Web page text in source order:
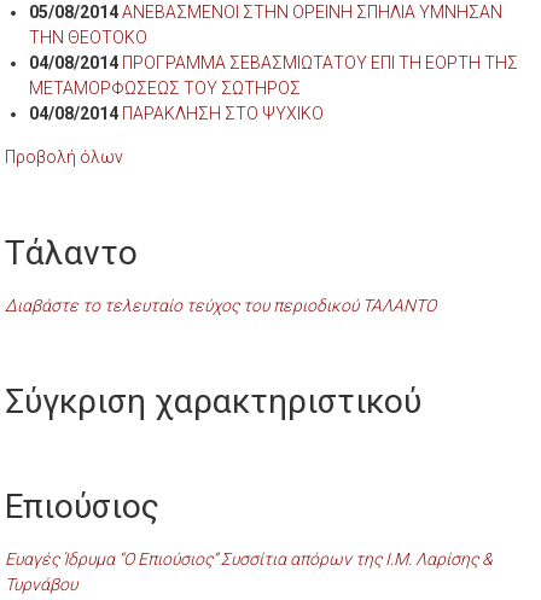
05/08/2014 ΑΝΕΒΑΣΜΕΝΟΙ ΣΤΗΝ ΟΡΕΙΝΗ ΣΠΗΛΙΑ ΥΜΝΗΣΑΝ
ΤΗΝ ΘΕΟΤΟΚΟ
04/08/2014 ΠΡΟΓΡΑΜΜΑ ΣΕΒΑΣΜΙΩΤΑΤΟΥ ΕΠΙ ΤΗ ΕΟΡΤΗ ΤΗΣ
ΜΕΤΑΜΟΡΦΩΣΕΩΣ ΤΟΥ ΣΩΤΗΡΟΣ
04/08/2014 ΠΑΡΑΚΛΗΣΗ ΣΤΟ ΨΥΧΙΚΟ
Προβολή όλων
Τάλαντο
Διαβάστε το τελευταίο τεύχος του περιοδικού ΤΑΛΑΝΤΟ
Σύγκριση χαρακτηριστικού
Επιούσιος
Ευαγές Ίδρυμα “Ο Επιούσιος” Συσσίτια απόρων της Ι.Μ. Λαρίσης &
Τυρνάβου